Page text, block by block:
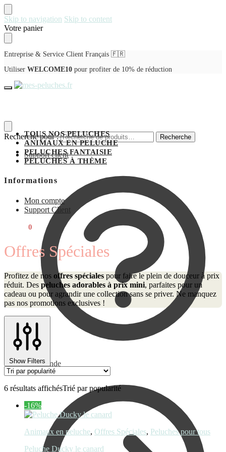
Skip to navigation Skip to content
Votre panier
Entreprise & Service Client Français 🇫🇷
Utiliser WELCOME10 pour profiter de 10% de réduction
Recherche pour : Recherche
Support client
Commande
TOUS NOS PELUCHES
ANIMAUX EN PELUCHE
PELUCHES FANTAISIE
PELUCHES À THÈME
Informations
Mon compte
Support Client
0
Offres Spéciales
Profitez de nos offres spéciales pour faire le plein de douceur à prix
réduit. Des peluches adorables à prix mini, parfaites pour un
cadeau ou pour agrandir une collection sans se priver. Ne manquez
pas nos promotions exclusives !
Show Filters
6 résultats affichésTrié par popularité
-16%
Animaux en peluche, Offres Spéciales, Peluches pour tous
Peluche Ducky le canard